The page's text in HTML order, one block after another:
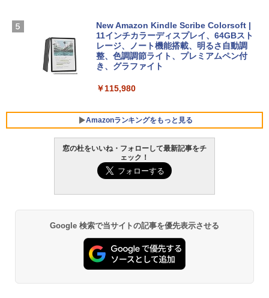
FMV ノートパソコン WE1-K3 (MS 365 P
ersonal/Copilotキー搭載/Win 11/15.6型/
Core i5/16GB/SSD 512GB/ホワイト) FM
VWK3E15W_AZ
￥119,800
￥37,224
New Amazon Kindle Scribe Colorsoft |
11インチカラーディスプレイ、64GBスト
レージ、ノート機能搭載、明るさ自動調
整、色調調節ライト、プレミアムペン付
き、グラファイト
￥115,980
Amazonランキングをもっと見る
窓の杜をいいね・フォローして最新記事をチ
ェック！
Google 検索で当サイトの記事を優先表示させる